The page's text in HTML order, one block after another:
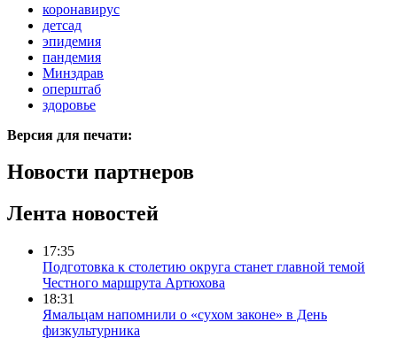
коронавирус
детсад
эпидемия
пандемия
Минздрав
оперштаб
здоровье
Версия для печати:
Новости партнеров
Лента новостей
17:35
Подготовка к столетию округа станет главной темой
Честного маршрута Артюхова
18:31
Ямальцам напомнили о «сухом законе» в День
физкультурника